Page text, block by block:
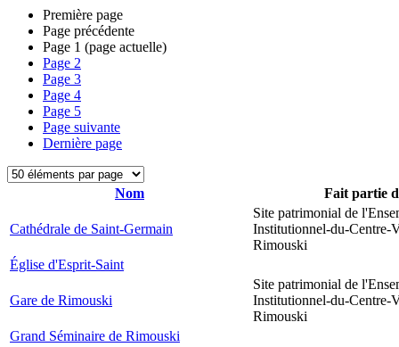
Première page
Page précédente
Page 1 (page actuelle)
Page 2
Page 3
Page 4
Page 5
Page suivante
Dernière page
Nom Fait partie
Cathédrale de Saint-Germain
Site patrimonial de
Institutionnel-du-Centre-
Rimouski
Église d'Esprit-Saint
Gare de Rimouski
Site patrimonial de
Institutionnel-du-Centre-
Rimouski
Grand Séminaire de Rimouski